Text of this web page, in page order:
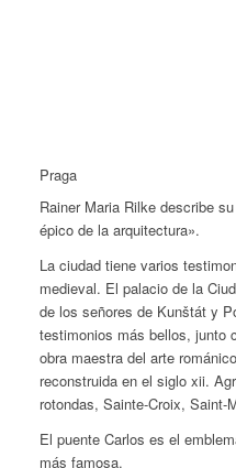
Praga
Rainer Maria Rilke describe
épico de la arquitectura».
La ciudad tiene varios
medieval. El palacio de la
de los señores de Kunštát y
testimonios más bellos, junto
obra maestra del arte
reconstruida en el siglo xii.
rotondas, Sainte-Croix, Saint-
El puente Carlos es el
más famosa.